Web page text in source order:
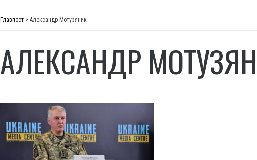
Главпост > Александр Мотузяник
АЛЕКСАНДР